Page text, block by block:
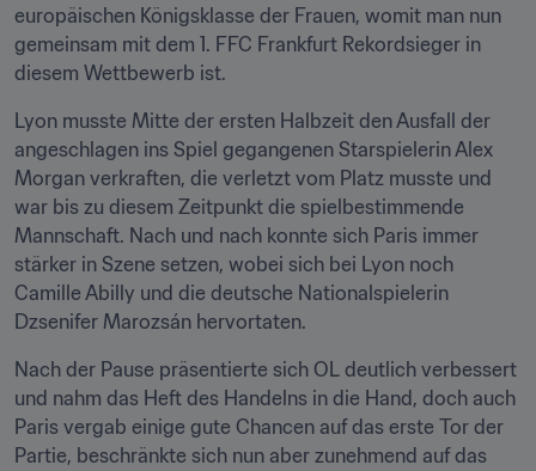
europäischen Königsklasse der Frauen, womit man nun
gemeinsam mit dem 1. FFC Frankfurt Rekordsieger in
diesem Wettbewerb ist.
Lyon musste Mitte der ersten Halbzeit den Ausfall der
angeschlagen ins Spiel gegangenen Starspielerin Alex
Morgan verkraften, die verletzt vom Platz musste und
war bis zu diesem Zeitpunkt die spielbestimmende
Mannschaft. Nach und nach konnte sich Paris immer
stärker in Szene setzen, wobei sich bei Lyon noch
Camille Abilly und die deutsche Nationalspielerin
Dzsenifer Marozsán hervortaten.
Nach der Pause präsentierte sich OL deutlich verbessert
und nahm das Heft des Handelns in die Hand, doch auch
Paris vergab einige gute Chancen auf das erste Tor der
Partie, beschränkte sich nun aber zunehmend auf das